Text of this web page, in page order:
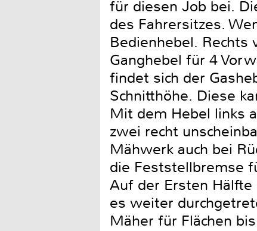
für diesen Job bei.
des Fahrersitzes.
Bedienhebel. Rechts
Ganghebel für 4
findet sich der
Schnitthöhe. Diese
Mit dem Hebel links
zwei recht
Mähwerk auch bei
die Feststellbremse
Auf der Ersten
es weiter
Mäher für Flächen bis